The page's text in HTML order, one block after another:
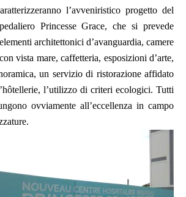
l’avveniristico progetto del
Princesse Grace, che si prevede
architettonici d’avanguardia, camere
vista mare, caffetteria, esposizioni d’arte,
un servizio di ristorazione affidato
l’utilizzo di criteri ecologici. Tutti
ovviamente all’eccellenza in campo